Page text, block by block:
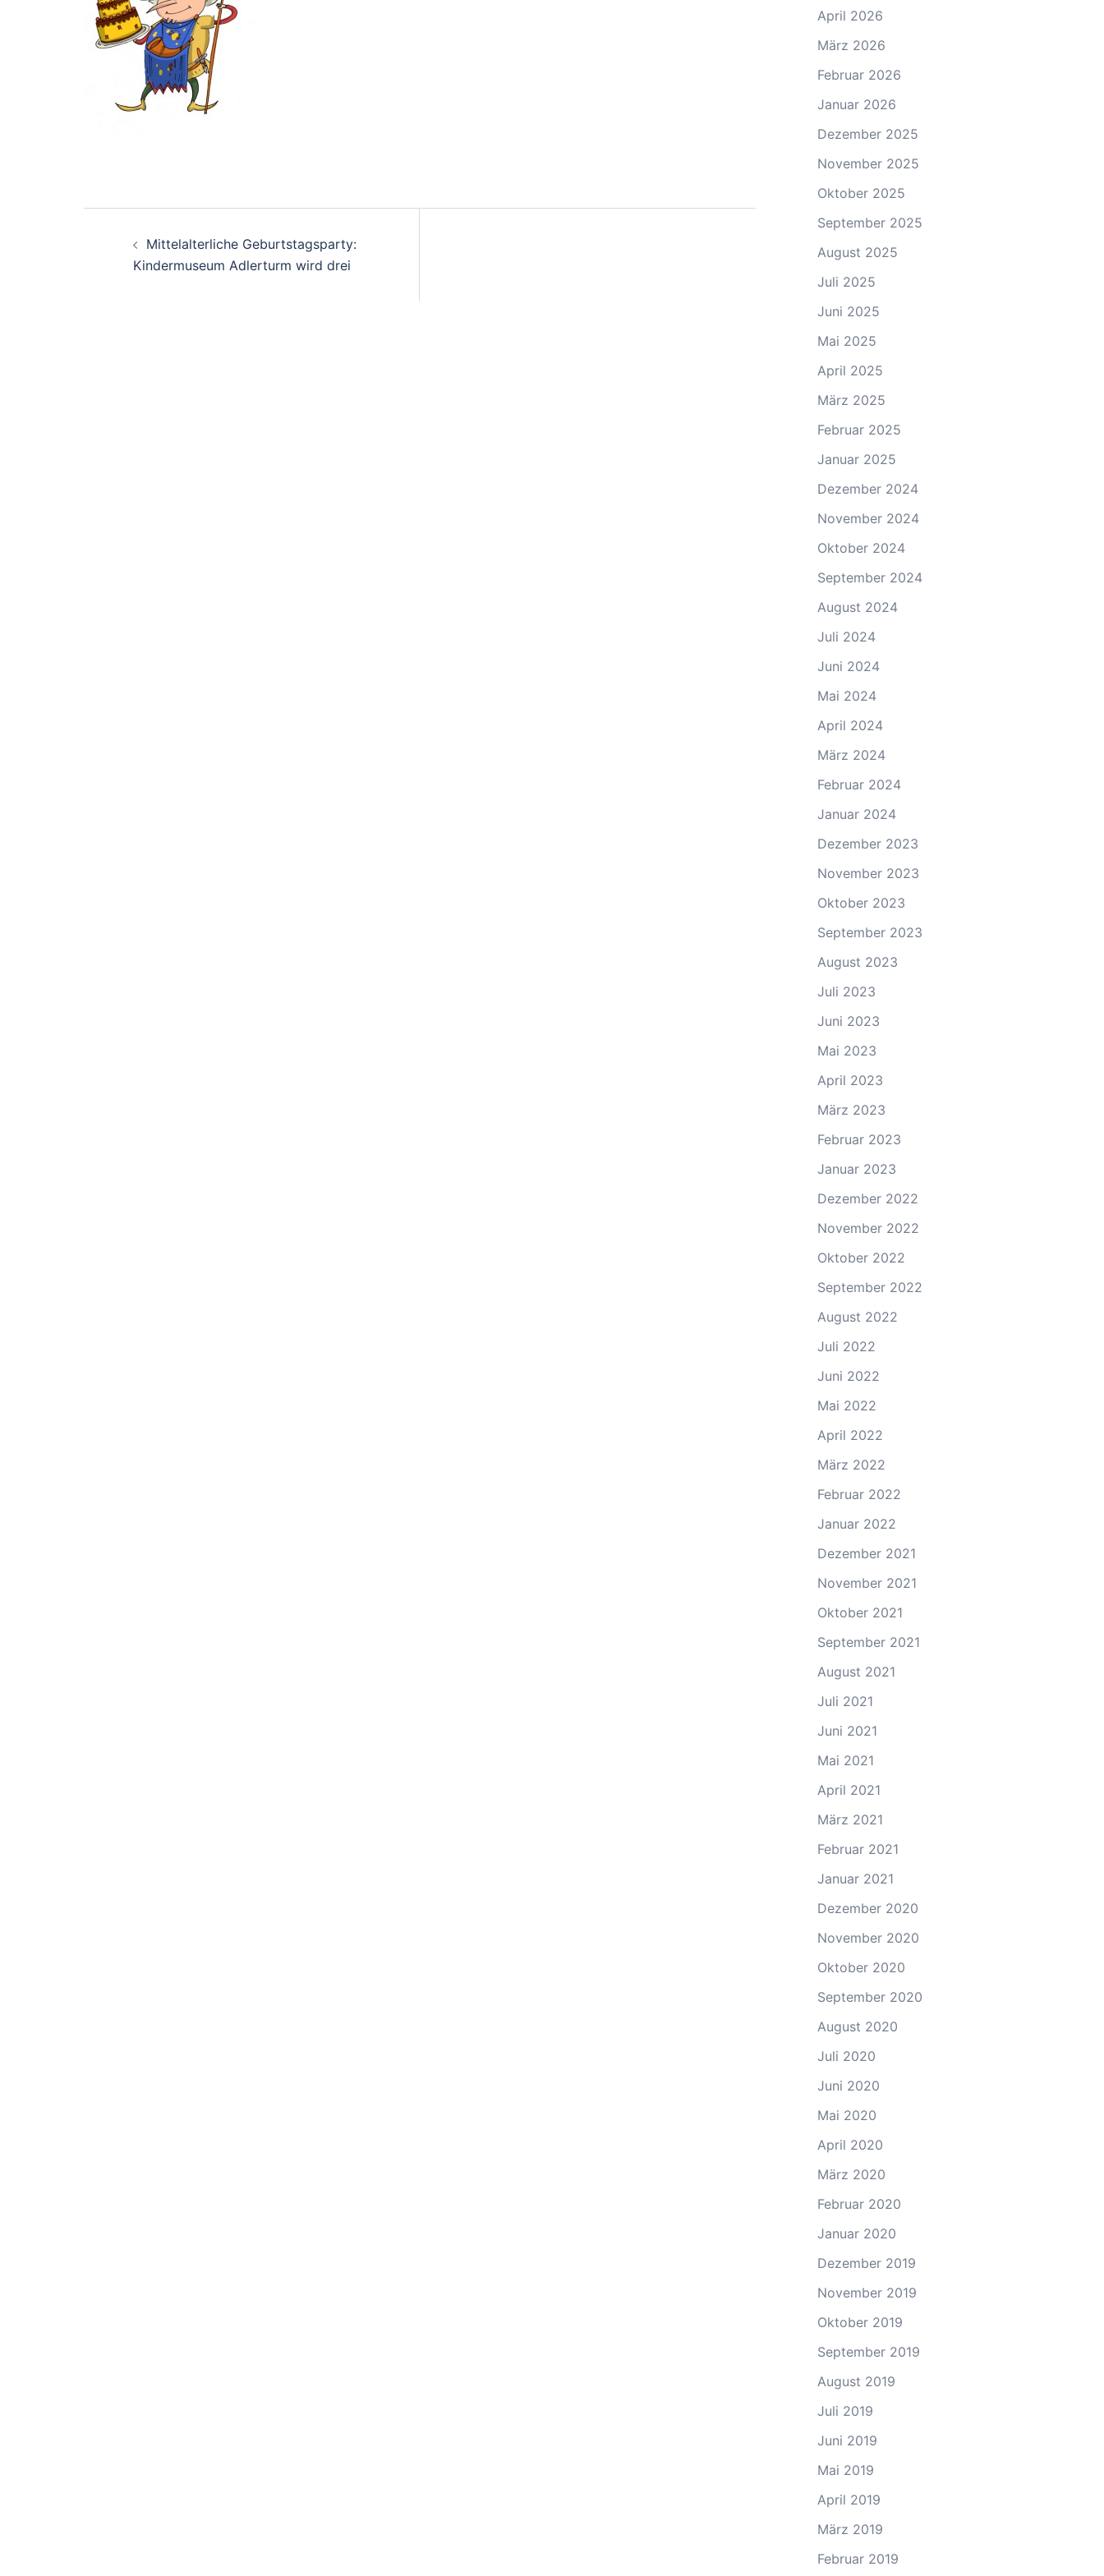
Beitrags-
Navigation
Mittelalterliche Geburtstagsparty:
Kindermuseum Adlerturm wird drei
April 2026
März 2026
Februar 2026
Januar 2026
Dezember 2025
November 2025
Oktober 2025
September 2025
August 2025
Juli 2025
Juni 2025
Mai 2025
April 2025
März 2025
Februar 2025
Januar 2025
Dezember 2024
November 2024
Oktober 2024
September 2024
August 2024
Juli 2024
Juni 2024
Mai 2024
April 2024
März 2024
Februar 2024
Januar 2024
Dezember 2023
November 2023
Oktober 2023
September 2023
August 2023
Juli 2023
Juni 2023
Mai 2023
April 2023
März 2023
Februar 2023
Januar 2023
Dezember 2022
November 2022
Oktober 2022
September 2022
August 2022
Juli 2022
Juni 2022
Mai 2022
April 2022
März 2022
Februar 2022
Januar 2022
Dezember 2021
November 2021
Oktober 2021
September 2021
August 2021
Juli 2021
Juni 2021
Mai 2021
April 2021
März 2021
Februar 2021
Januar 2021
Dezember 2020
November 2020
Oktober 2020
September 2020
August 2020
Juli 2020
Juni 2020
Mai 2020
April 2020
März 2020
Februar 2020
Januar 2020
Dezember 2019
November 2019
Oktober 2019
September 2019
August 2019
Juli 2019
Juni 2019
Mai 2019
April 2019
März 2019
Februar 2019